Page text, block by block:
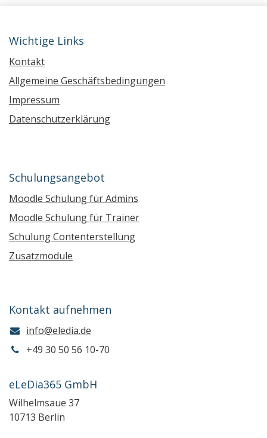
Wichtige Links
Kontakt
Allgemeine Geschäftsbedingungen
Impressum
Datenschutzerklärung
Schulungsangebot
Moodle Schulung für Admins
Moodle Schulung für Trainer
Schulung Contenterstellung
Zusatzmodule
Kontakt aufnehmen
info@eledia.de
+49 30 50 56 10-70
eLeDia365 GmbH
Wilhelmsaue 37
10713 Berlin